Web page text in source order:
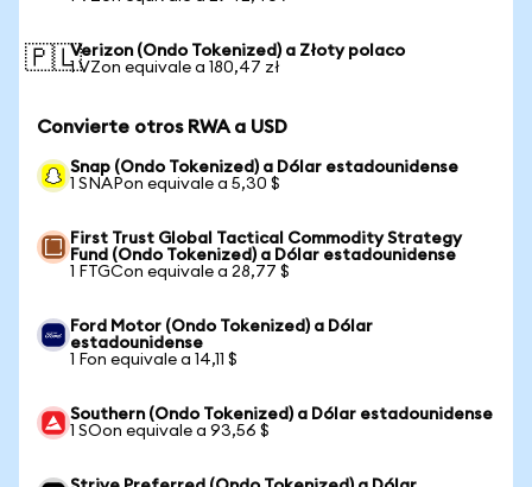
🇵🇱Verizon (Ondo Tokenized) a Złoty polaco
1 VZon equivale a 180,47 zł
Convierte otros RWA a USD
Snap (Ondo Tokenized) a Dólar estadounidense
1 SNAPon equivale a 5,30 $
First Trust Global Tactical Commodity Strategy
Fund (Ondo Tokenized) a Dólar estadounidense
1 FTGCon equivale a 28,77 $
Ford Motor (Ondo Tokenized) a Dólar
estadounidense
1 Fon equivale a 14,11 $
Southern (Ondo Tokenized) a Dólar estadounidense
1 SOon equivale a 93,56 $